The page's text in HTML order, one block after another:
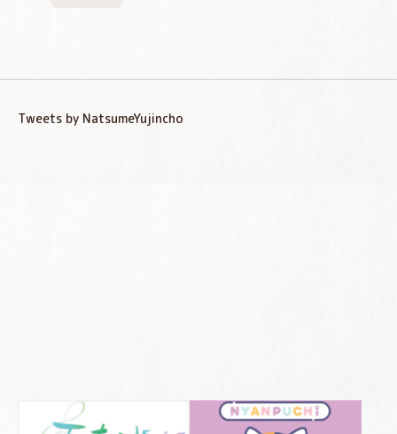
Tweets by NatsumeYujincho